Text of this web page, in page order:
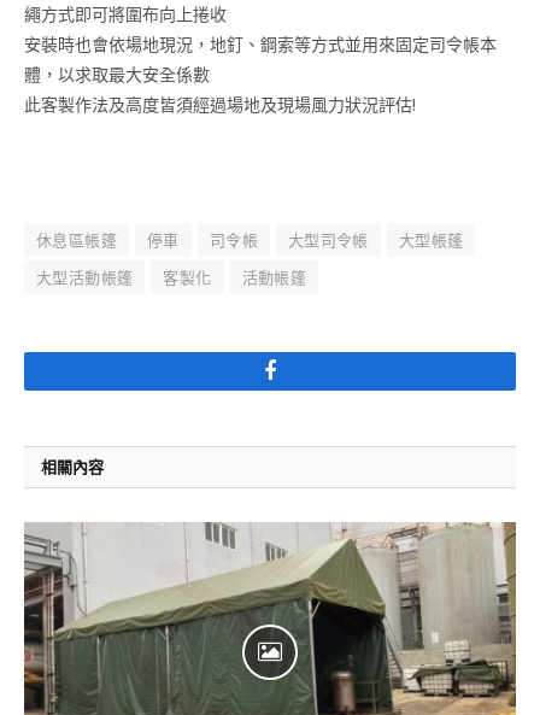
繩方式即可將圍布向上捲收
安裝時也會依場地現況，地釘、鋼索等方式並用來固定司令帳本
體，以求取最大安全係數
此客製作法及高度皆須經過場地及現場風力狀況評估!
休息區帳篷 停車 司令帳 大型司令帳
大型帳蓬
大型活動帳篷
客製化 活動帳篷
Facebook
相關內容